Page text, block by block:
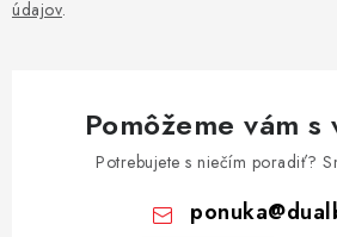
údajov.
Pomôžeme vám s
Potrebujete s niečím poradiť?
ponuka@